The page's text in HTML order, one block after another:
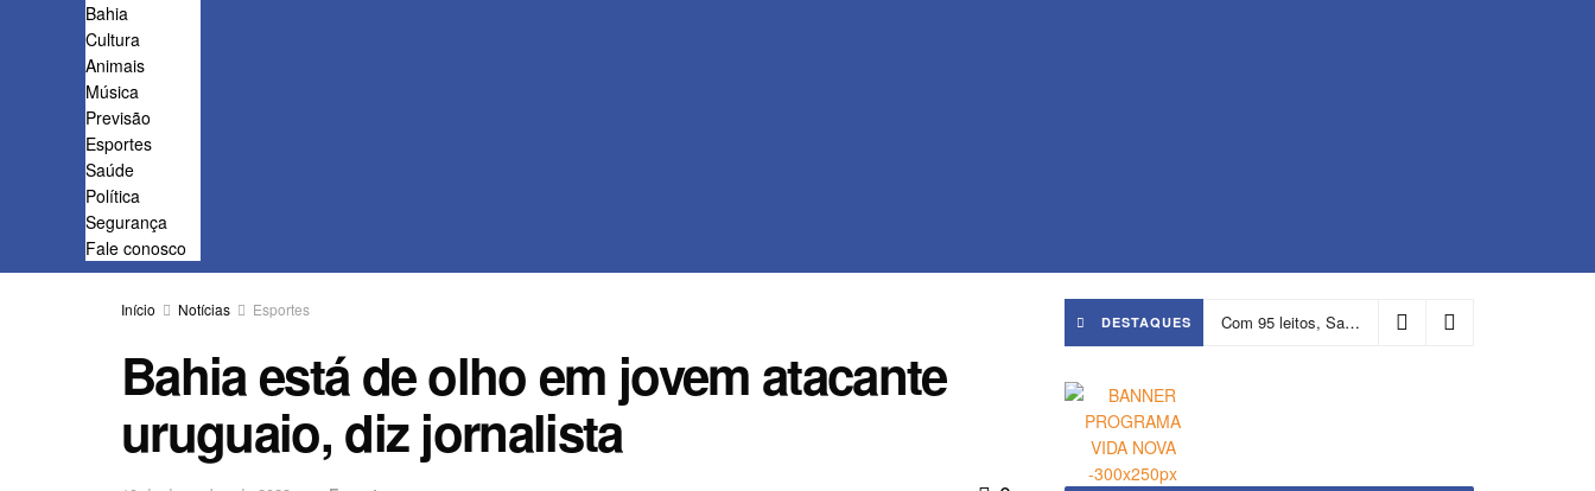
Bahia
Cultura
Animais
Música
Previsão
Esportes
Saúde
Política
Segurança
Fale conosco
Início Notícias Esportes
Bahia está de olho em jovem atacante
uruguaio, diz jornalista
DESTAQUES Com 95 leitos, Salvador ganha hospital focado em transição de cuidados